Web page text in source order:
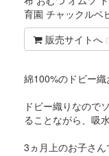
育園 チャックルベ
販売サイトへ
綿100%のドビー織
ドビー織りなので
ることながら、吸
3ヵ月上のお子さ